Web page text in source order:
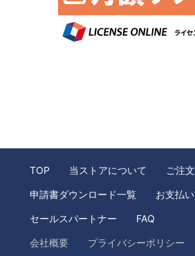
TOP 当ストアについて ご注
申請書ダウンロード一覧 お支払
セールスパートナー FAQ
会社概要 プライバシーポリシー